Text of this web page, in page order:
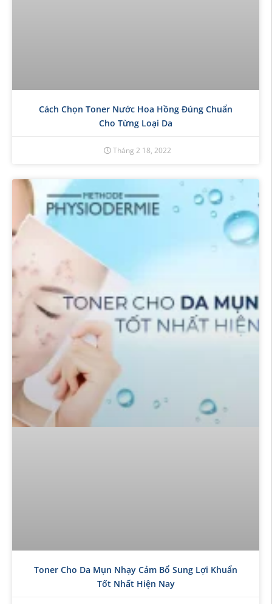
Cách Chọn Toner Nước Hoa Hồng Đúng Chuẩn
Cho Từng Loại Da
Tháng 2 18, 2022
Toner Cho Da Mụn Nhạy Cảm Bổ Sung Lợi Khuẩn
Tốt Nhất Hiện Nay